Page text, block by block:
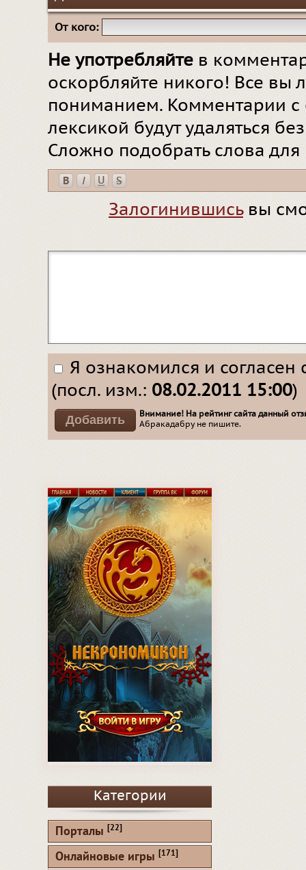
От кого:
Не употребляйте в
оскорбляйте никого! Все вы
пониманием. Комментарии
лексикой будут удаляться
Сложно подобрать слова
Залогинившисьвы
Я ознакомился и согласен
(посл. изм.: 08.02.2011 15:00)
Внимание! На рейтинг сайта данный
Абракадабру не пишите.
Категории
Порталы [22]
Онлайновые игры [171]